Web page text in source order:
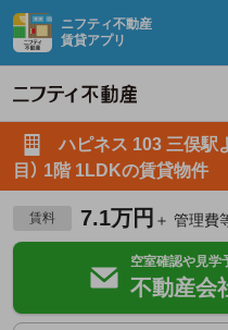
ニフティ不動産
賃貸アプリ
ハピネス 103 三俣駅
目） 1階 1LDKの賃貸物件
賃料 7.1万円 ＋ 管理費
空室確認や見学
不動産会